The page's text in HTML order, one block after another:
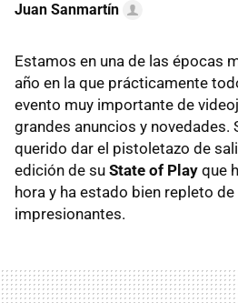
Juan Sanmartín
Estamos en una de las épocas
año en la que prácticamente
evento muy importante de
grandes anuncios y novedades.
querido dar el pistoletazo de
edición de su State of Play que
hora y ha estado bien repleto
impresionantes.